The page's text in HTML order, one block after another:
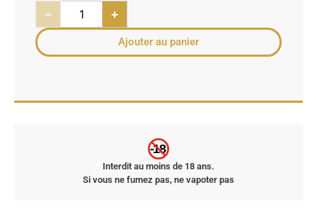
− +
Ajouter au panier
-18
Interdit au moins de 18 ans.
Si vous ne fumez pas, ne vapoter pas